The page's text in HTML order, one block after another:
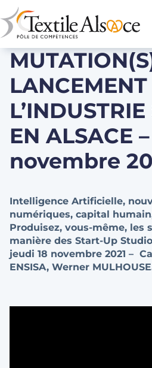
EN ALSACE
novembre
Intelligence Artificielle,
numériques, capital
Produisez, vous-même, les
manière des Start-Up
jeudi 18 novembre 2021 –
ENSISA, Werner
Panneau de gestion des cookies